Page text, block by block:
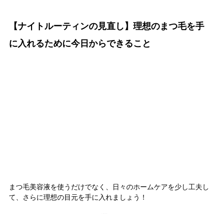
【ナイトルーティンの見直し】理想のまつ毛を手
に入れるために今日からできること
まつ毛美容液を使うだけでなく、日々のホームケアを少し工夫し
て、さらに理想の目元を手に入れましょう！